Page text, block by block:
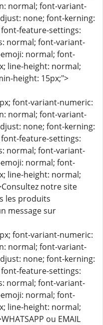
normal; font-variant-
none; font-kerning:
feature-settings:
normal; font-variant-
normal; font-
line-height: normal;
height: 15px;">
font-variant-numeric:
normal; font-variant-
none; font-kerning:
feature-settings:
normal; font-variant-
normal; font-
line-height: normal;
notre site
les produits
message sur
font-variant-numeric:
normal; font-variant-
none; font-kerning:
feature-settings:
normal; font-variant-
normal; font-
line-height: normal;
ou EMAIL